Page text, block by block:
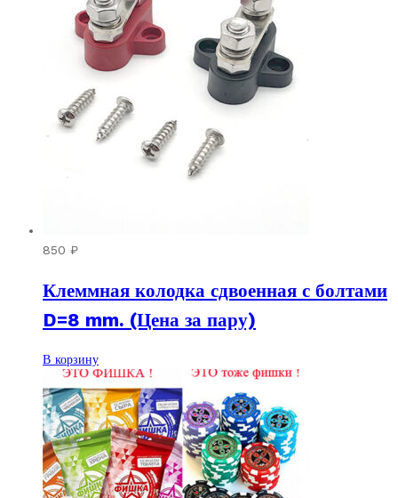
850 ₽
Клеммная колодка сдвоенная с болтами
D=8 mm. (Цена за пару)
В корзину